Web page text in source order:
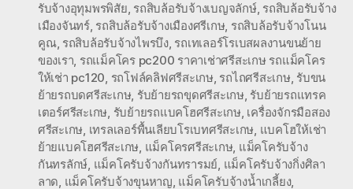
รับจ้างอุทุมพรพิสัย, รถสิบล้อรับจ้างเบญจลักษ์, รถสิบล้อรับจ้าง
เมืองจันทร์, รถสิบล้อรับจ้างเมืองศรีเกษ, รถสิบล้อรับจ้างโนน
คูณ, รถสิบล้อรับจ้างไพรบึง, รถเทเลอร์โรเบสผลงานขนย้าย
ของเรา, รถแม็คโคร pc200 ราคาเช่าศรีสะเกษ รถแม็คโคร
ให้เช่า pc120, รถโฟล์คลิฟศรีสะเกษ, รถไถศรีสะเกษ, รับขน
ย้ายรถบดศรีสะเกษ, รับย้ายรถขุดศรีสะเกษ, รับย้ายรถแทรค
เตอร์ศรีสะเกษ, รับย้ายรถแบคโฮศรีสะเกษ, เครื่องจักรมือสอง
ศรีสะเกษ, เทรลเลอร์พื้นเลียบโรเบทศรีสะเกษ, แบคโฮให้เช่า
ย้ายแบคโฮศรีสะเกษ, แม็คโครศรีสะเกษ, แม็คโครับจ้าง
กันทรลักษ์, แม็คโครับจ้างกันทรารมย์, แม็คโครับจ้างกิ่งศิลา
ลาด, แม็คโครับจ้างขุนหาญ, แม็คโครับจ้างน้ำเกลี้ยง,